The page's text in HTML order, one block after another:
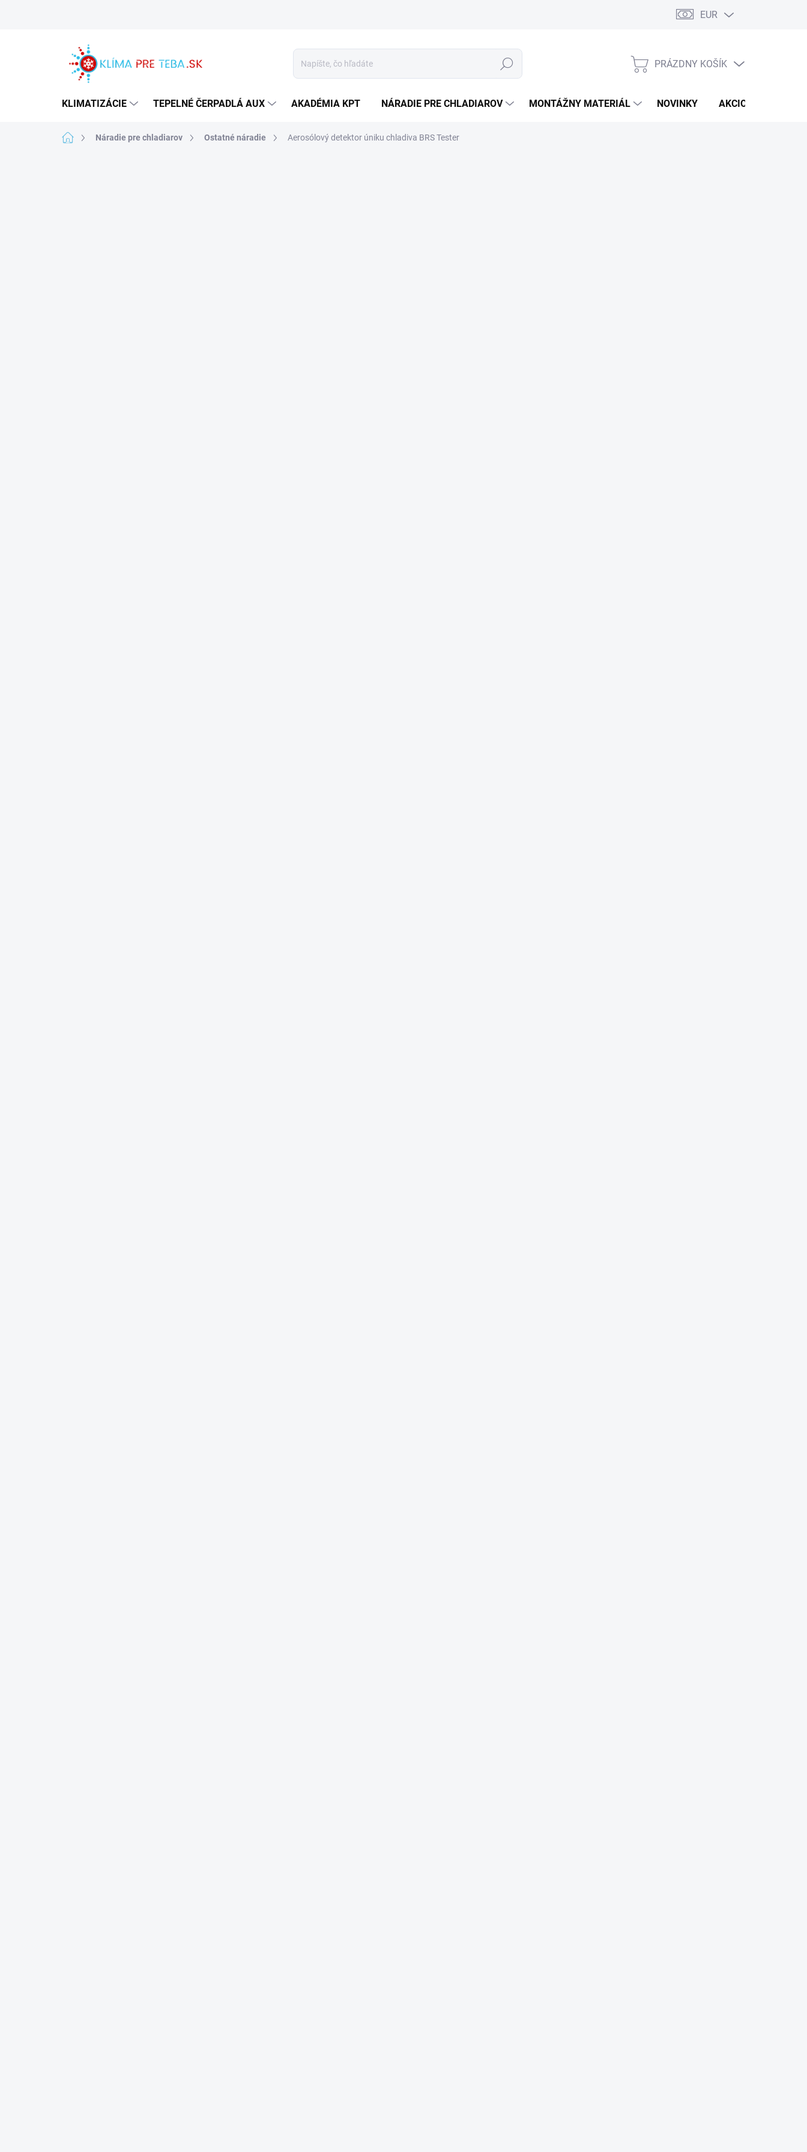
EUR
Hľadať
NÁKUPNÝ
PRÁZDNY KOŠÍK
KLIMATIZÁCIE TEPELNÉ ČERPADLÁ AUX AKADÉMIA KPT NÁRADIE PRE CHLADIAROV MONTÁŽNY MATERIÁL NOVINKY AKCIOVÁ PONUKA
DomovNáradie pre chladiarov Ostatné náradie Aerosólový detektor úniku chladiva BRS Tester